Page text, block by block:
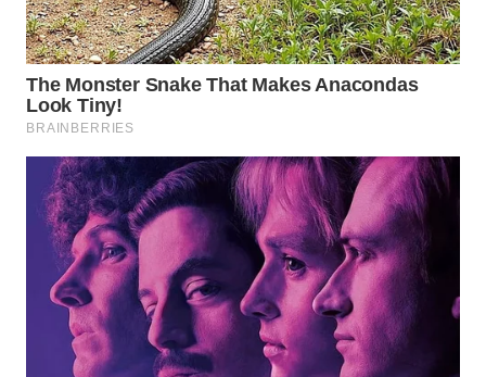
WN
LABUHANBATU
WN
TAPANULI
TENGAH
WN DELI
SERDANG
WN
TEBING
TINGGI